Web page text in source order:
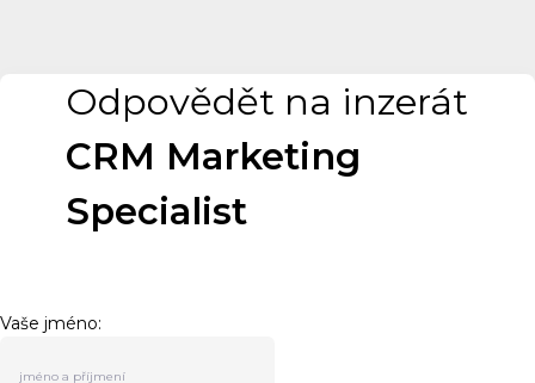
Odpovědět na inzerát
CRM Marketing
Specialist
Vaše jméno: